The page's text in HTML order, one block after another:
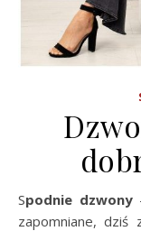
Spodnie dzwony
zapomniane, dziś